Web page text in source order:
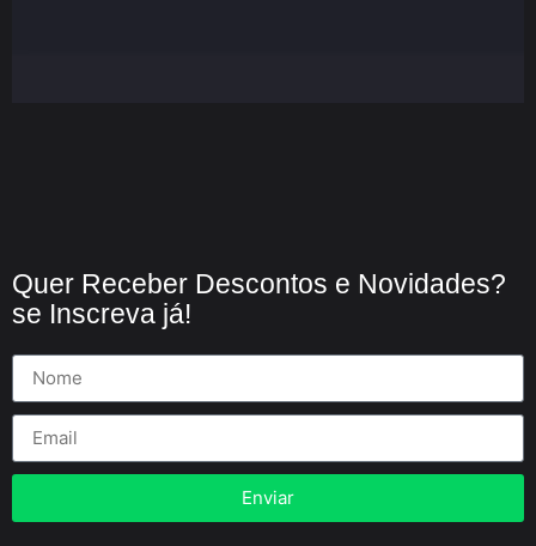
Quer Receber Descontos e Novidades?
se Inscreva já!
Enviar